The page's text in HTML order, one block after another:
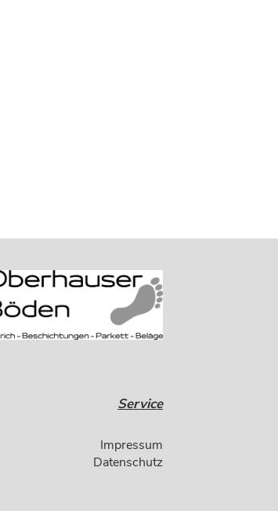
Service
Impressum
Datenschutz